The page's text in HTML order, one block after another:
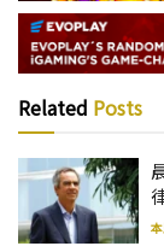
Related Posts